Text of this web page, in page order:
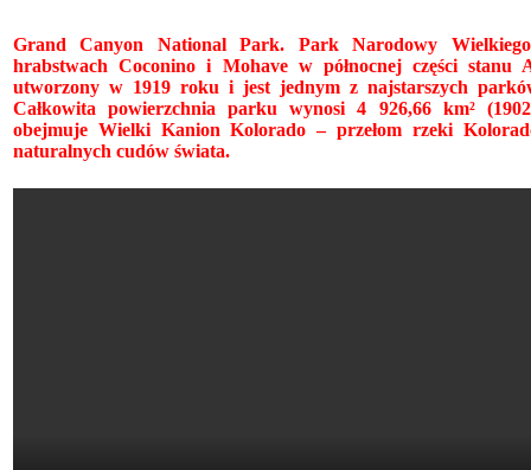
Grand Canyon National Park. Park Narodowy
hrabstwach Coconino i Mohave w północnej części stanu
utworzony w 1919 roku i jest jednym z najstarszych
Całkowita powierzchnia parku wynosi 4 926,66 km²
obejmuje Wielki Kanion Kolorado – przełom rzeki
naturalnych cudów świata.